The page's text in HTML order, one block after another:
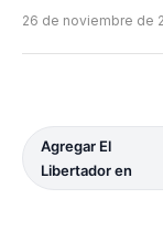
26 de noviembre de
Agregar El
Libertador en